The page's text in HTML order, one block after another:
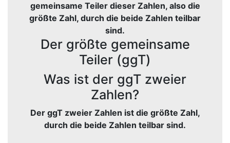
gemeinsame Teiler dieser Zahlen, also die
größte Zahl, durch die beide Zahlen teilbar
sind.
Der größte gemeinsame
Teiler (ggT)
Was ist der ggT zweier
Zahlen?
Der ggT zweier Zahlen ist die größte Zahl,
durch die beide Zahlen teilbar sind.